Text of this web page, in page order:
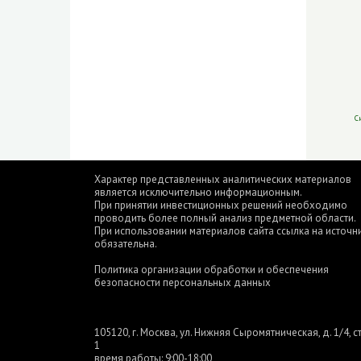
Характер представленных аналитических материалов
является исключительно информационным.
При принятии инвестиционных решений необходимо
проводить более полный анализ предметной области.
При использовании материалов сайта ссылка на
обязательна.
Политика организации обработки и обеспечения
безопасности персональных данных
105120, г. Москва, ул. Нижняя Сыромятническая, д. 1/4,
1